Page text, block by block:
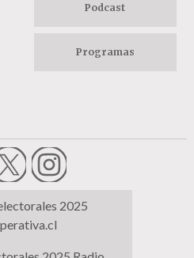
Podcast
Programas
2025